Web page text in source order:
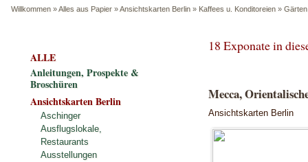
Willkommen »Alles aus Papier »Ansichtskarten Berlin » Kaffees u. Konditoreien »
18 Exponate in
Mecca,
Ansichtskarten Berlin
ALLE
Anleitungen, Prospekte &
Broschüren
Ansichtskarten Berlin
Aschinger
Ausflugslokale,
Restaurants
Ausstellungen